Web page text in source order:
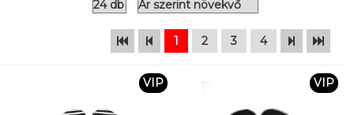
1 2 3 4
VIP VIP